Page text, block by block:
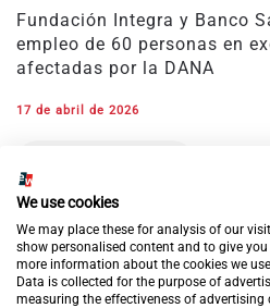
Fundación Integra y Banco
empleo de 60 personas en
afectadas por la DANA
17 de abril de 2026
We use cookies
We may place these for analysis of our
show personalised content and to give
more information about the cookies we
Data is collected for the purpose of
measuring the effectiveness of